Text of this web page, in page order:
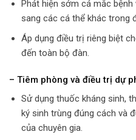
Phát hiện sớm cá mắc bệnh
sang các cá thể khác trong
Áp dụng điều trị riêng biệt
đến toàn bộ đàn.
– Tiêm phòng và điều trị dự
Sử dụng thuốc kháng sinh,
ký sinh trùng đúng cách và
của chuyên gia.